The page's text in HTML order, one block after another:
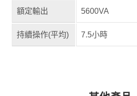
額定輸出 5600VA
持續操作(平均) 7.5小時